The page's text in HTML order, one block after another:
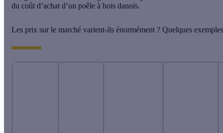
du coût d’achat d’un poêle à bois danois.
Les prix sur le marché varient-ils énormément ? Quelques exemples